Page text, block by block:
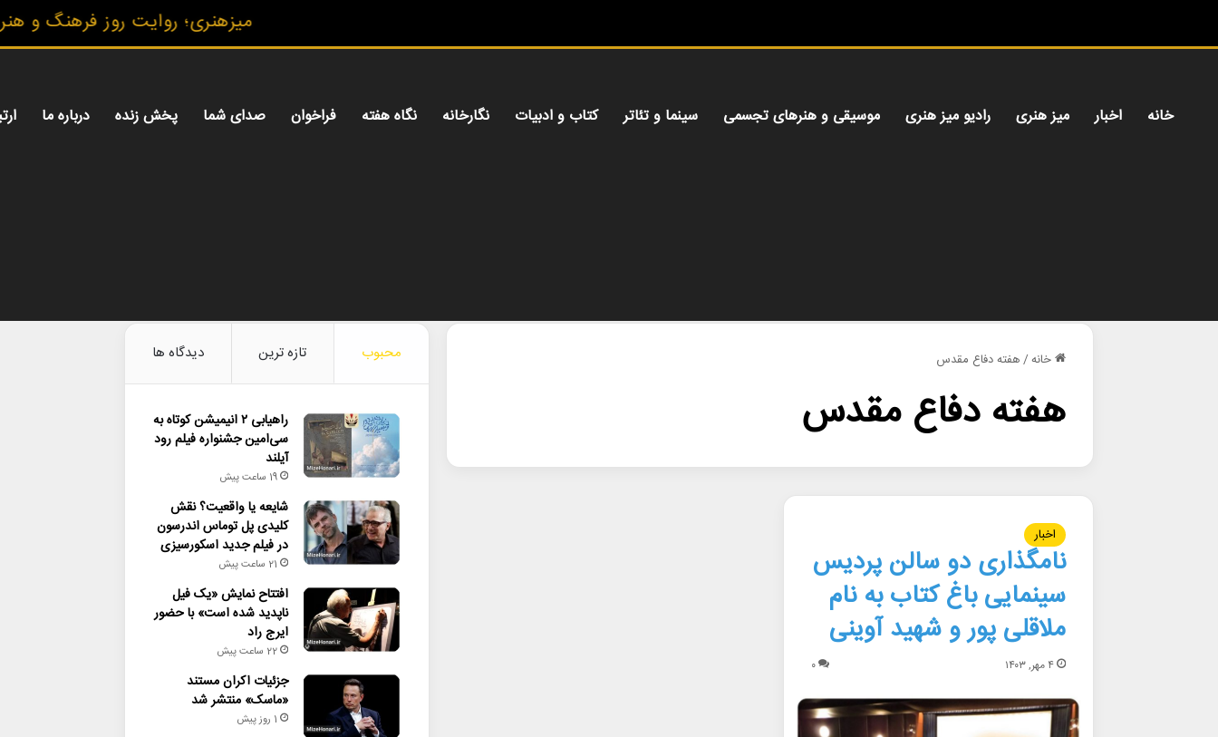
ميزهنری؛ روايت روز فرهنگ و
خانه اخبار میز هنری رادیو میز هنری موسیقی و هنرهای تجسمی سینما و تئاتر کتاب و ادبیات نگارخانه نگاه هفته فراخوان صدای شما پخش زنده درباره ما
خانه/هفته دفاع مقدس
هفته دفاع مقدس
اخبار
نامگذاری دو سالن پردیس
سینمایی باغ کتاب به نام
ملاقلی پور و شهید آوینی
۴ مهر, ۱۴۰۳ ۰
محبوب تازه ترین دیدگاه ها
راهیابی ۲ انیمیشن کوتاه به
سی‌امین جشنواره فیلم رود
آیلند
19 ساعت پیش
شایعه یا واقعیت؟ نقش
کلیدی پل توماس اندرسون
در فیلم جدید اسکورسیزی
21 ساعت پیش
افتتاح نمایش «یک فیل
ناپدید شده است» با حضور
ایرج راد
22 ساعت پیش
جزئیات اکران مستند
«ماسک» منتشر شد
1 روز پیش